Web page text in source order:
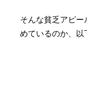
そんな貧乏アピ
めているのか、以